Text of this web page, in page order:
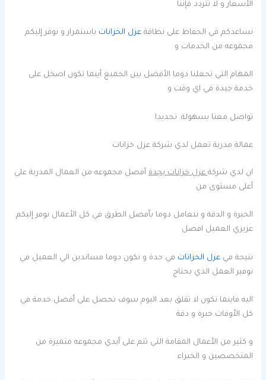
الأسعار و لا تتردد فإننا
نساعدكم في الحفاظ على نظافة عزل الخزانات باستمرار و نوفر إليكم
مجموعه من الخدمات و
المهام التي تجعلنا دوما الأفضل بين الجميع أينما تكون اصخل على
خدمة جيدة في اي وقت و
تواصل معنا بسهولة. تحديدا
عمالة مدربة تعمل لدي شركة عزل خزانات
ان لدي شركةعزل خزانات بجدةأفضل مجموعه من العمال المدربة على
أعلى مستوى من
الخبرة و الدقة و نتعامل دوما بأفضل الطرق في كل الأعمال نوفر إليكم
عزيزي العميل افضل
نتيجة فيعزل الخزانات في جدة و نكون دوما مساندين الي العميل في
توفير العمل الذي يحتاج
اليه فاينما تكون لا تقلق بعد اليوم سوف تحصل على أفضل خدمة في
كل الأوقات خبرة و دقة
و كثير من الأعمال المقامة التي تتم على أيدي مجموعه متميزة من
المتخصصين و الخبراء